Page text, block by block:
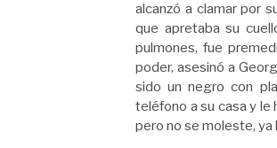
alcanzó a clamar por
que apretaba su
pulmones, fue
poder, asesinó a
sido un negro con
teléfono a su casa y le
pero no se moleste, ya